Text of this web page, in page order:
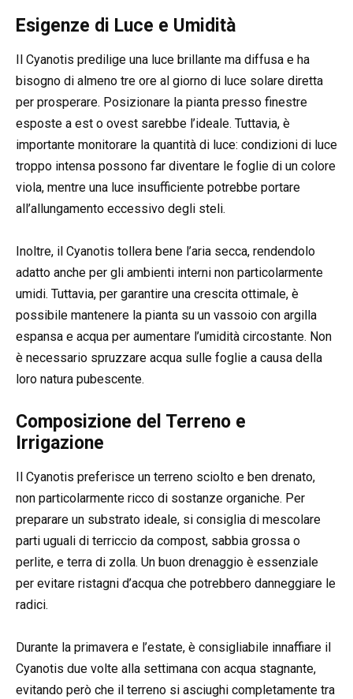
Esigenze di Luce e Umidità
Il Cyanotis predilige una luce brillante ma diffusa e ha
bisogno di almeno tre ore al giorno di luce solare diretta
per prosperare. Posizionare la pianta presso finestre
esposte a est o ovest sarebbe l’ideale. Tuttavia, è
importante monitorare la quantità di luce: condizioni di luce
troppo intensa possono far diventare le foglie di un colore
viola, mentre una luce insufficiente potrebbe portare
all’allungamento eccessivo degli steli.
Inoltre, il Cyanotis tollera bene l’aria secca, rendendolo
adatto anche per gli ambienti interni non particolarmente
umidi. Tuttavia, per garantire una crescita ottimale, è
possibile mantenere la pianta su un vassoio con argilla
espansa e acqua per aumentare l’umidità circostante. Non
è necessario spruzzare acqua sulle foglie a causa della
loro natura pubescente.
Composizione del Terreno e
Irrigazione
Il Cyanotis preferisce un terreno sciolto e ben drenato,
non particolarmente ricco di sostanze organiche. Per
preparare un substrato ideale, si consiglia di mescolare
parti uguali di terriccio da compost, sabbia grossa o
perlite, e terra di zolla. Un buon drenaggio è essenziale
per evitare ristagni d’acqua che potrebbero danneggiare le
radici.
Durante la primavera e l’estate, è consigliabile innaffiare il
Cyanotis due volte alla settimana con acqua stagnante,
evitando però che il terreno si asciughi completamente tra